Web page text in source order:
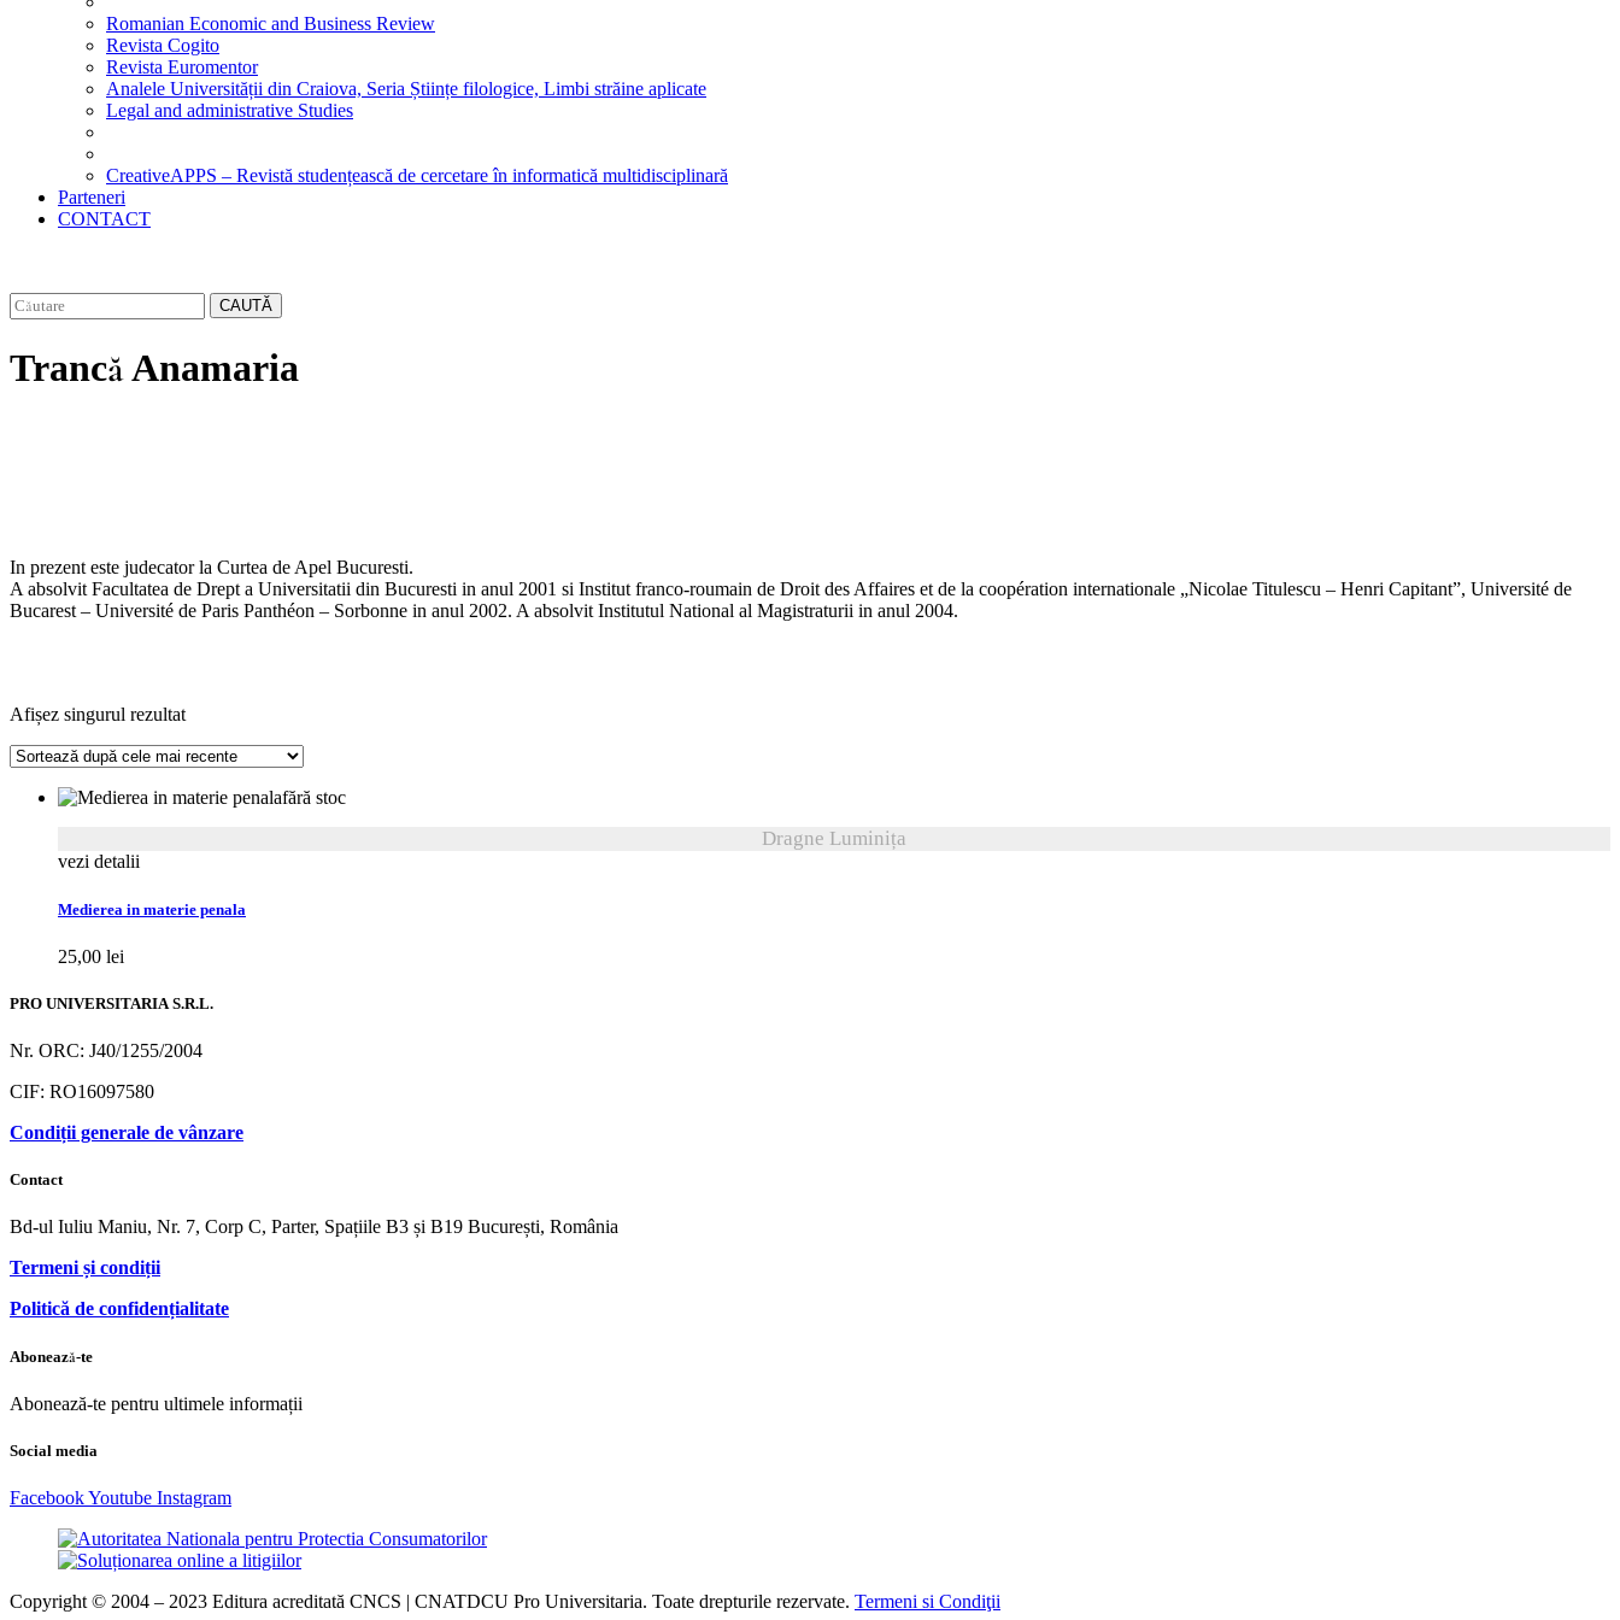
Romanian Economic and Business Review
Revista Cogito
Revista Euromentor
Analele Universității din Craiova, Seria Științe filologice, Limbi străine aplicate
Legal and administrative Studies
CreativeAPPS – Revistă studențească de cercetare în informatică multidisciplinară
Parteneri
CONTACT
CAUTĂ
Trancă Anamaria
In prezent este judecator la Curtea de Apel Bucuresti.
A absolvit Facultatea de Drept a Universitatii din Bucuresti in anul 2001 si Institut franco-roumain de Droit des Affaires et de la coopération internationale „Nicolae Titulescu – Henri Capitant”, Université de
Bucarest – Université de Paris Panthéon – Sorbonne in anul 2002. A absolvit Institutul National al Magistraturii in anul 2004.
Afișez singurul rezultat
fără stoc
Dragne Luminița
vezi detalii
Medierea in materie penala
25,00 lei
PRO UNIVERSITARIA S.R.L.
Nr. ORC: J40/1255/2004
CIF: RO16097580
Condiții generale de vânzare
Contact
Bd-ul Iuliu Maniu, Nr. 7, Corp C, Parter, Spațiile B3 și B19 București, România
Termeni și condiții
Politică de confidențialitate
Abonează-te
Abonează-te pentru ultimele informații
Social media
FacebookYoutube Instagram
Copyright © 2004 – 2023 Editura acreditată CNCS | CNATDCU Pro Universitaria. Toate drepturile rezervate. Termeni si Condiţii